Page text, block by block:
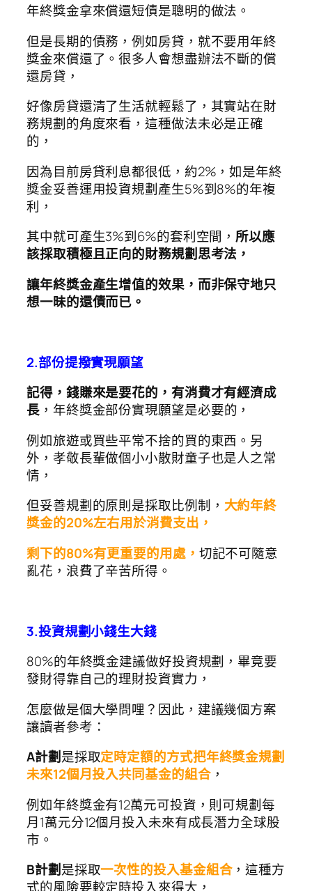
年終獎金拿來償還短債是聰明的做法。
但是長期的債務，例如房貸，就不要用年終
獎金來償還了。很多人會想盡辦法不斷的償
還房貸，
好像房貸還清了生活就輕鬆了，其實站在財
務規劃的角度來看，這種做法未必是正確
的，
因為目前房貸利息都很低，約2%，如是年終
獎金妥善運用投資規劃產生5%到8%的年複
利，
其中就可產生3%到6%的套利空間，所以應
該採取積極且正向的財務規劃思考法，
讓年終獎金產生增值的效果，而非保守地只
想一昧的還債而已。
2.部份提撥實現願望
記得，錢賺來是要花的，有消費才有經濟成
長，年終獎金部份實現願望是必要的，
例如旅遊或買些平常不捨的買的東西。另
外，孝敬長輩做個小小散財童子也是人之常
情，
但妥善規劃的原則是採取比例制， 大約年終
獎金的20%左右用於消費支出，
剩下的80%有更重要的用處， 切記不可隨意
亂花，浪費了辛苦所得。
3.投資規劃小錢生大錢
80%的年終獎金建議做好投資規劃，畢竟要
發財得靠自己的理財投資實力，
怎麼做是個大學問哩？因此，建議幾個方案
讓讀者參考：
A計劃是採取定時定額的方式把年終獎金規劃
未來12個月投入共同基金的組合，
例如年終獎金有12萬元可投資，則可規劃每
月1萬元分12個月投入未來有成長潛力全球股
市。
B計劃是採取一次性的投入基金組合，這種方
式的風險要較定時投入來得大，